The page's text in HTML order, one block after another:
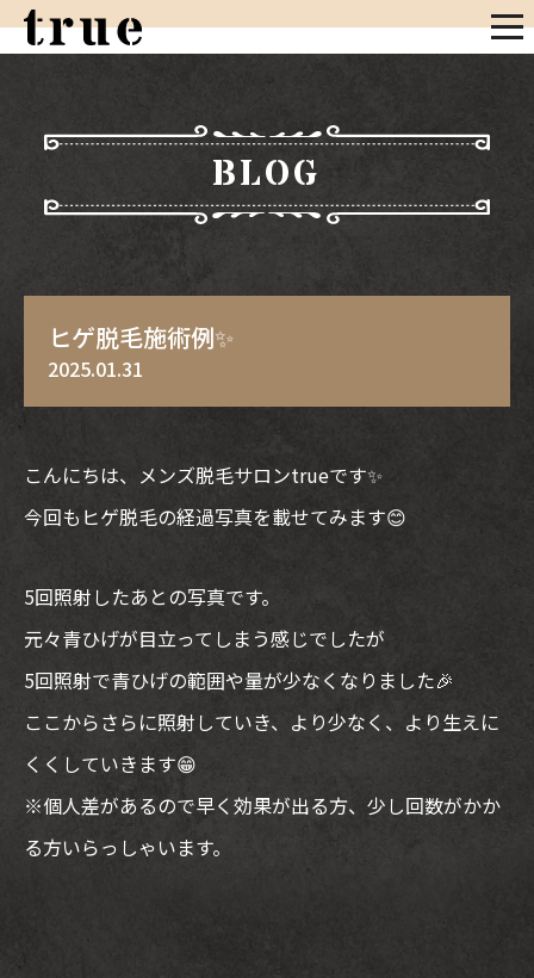
BLOG
ヒゲ脱毛施術例✨
2025.01.31
こんにちは、メンズ脱毛サロンtrueです✨
今回もヒゲ脱毛の経過写真を載せてみます😊
5回照射したあとの写真です。
元々青ひげが目立ってしまう感じでしたが
5回照射で青ひげの範囲や量が少なくなりました🎉
ここからさらに照射していき、より少なく、より生えに
くくしていきます😁
※個人差があるので早く効果が出る方、少し回数がかか
る方いらっしゃいます。